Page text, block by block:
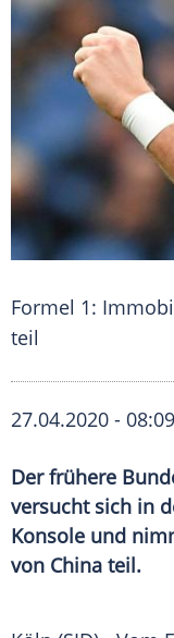
Formel 1:
teil
27.04.2020 -
Der frühere
versucht sich in
Konsole und
von China teil.